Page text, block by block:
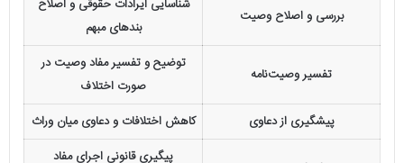
بررسی و اصلاح وصیت
شناسایی ایرادات حقوقی و اصلاح
بندهای مبهم
تفسیر وصیت‌نامه
توضیح و تفسیر مفاد وصیت در
صورت اختلاف
پیشگیری از دعاوی
کاهش اختلافات و دعاوی میان وراث
پیگیری قانونی اجرای مفاد